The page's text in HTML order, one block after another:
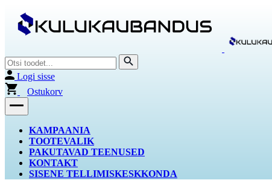
Logi sisse
Ostukorv
KAMPAANIA
TOOTEVALIK
PAKUTAVAD TEENUSED
KONTAKT
SISENE TELLIMISKESKKONDA